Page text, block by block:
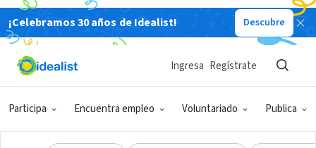
¡Celebramos 30 años de Idealist! Descubre
Participa Encuentra empleo Voluntariado Publica
Ingresa Regístrate
ORGANIZACIÓN SIN FIN DE LUCRO
The Mary Louis Academy